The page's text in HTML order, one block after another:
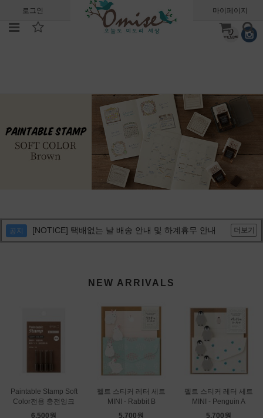
로그인 회원가입 주문조회 마이페이지
공지 [NOTICE] 택배없는 날 배송 안내 및 하계휴무 안내 더보기
NEW ARRIVALS
Paintable Stamp Soft
Color전용 충전잉크
6,500원
펠트 스티커 레터 세트
MINI - Rabbit B
5,700원
펠트 스티커 레터 세트
MINI - Penguin A
5,700원